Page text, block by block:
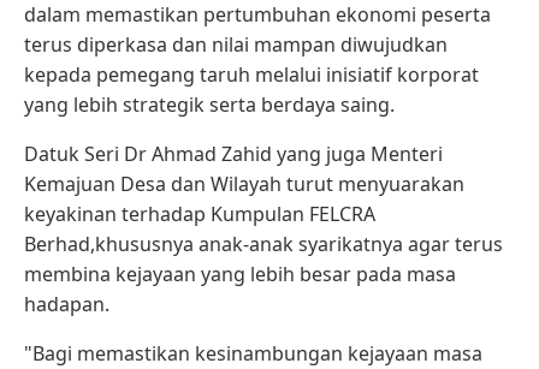
dalam memastikan pertumbuhan ekonomi peserta
terus diperkasa dan nilai mampan diwujudkan
kepada pemegang taruh melalui inisiatif korporat
yang lebih strategik serta berdaya saing.
Datuk Seri Dr Ahmad Zahid yang juga Menteri
Kemajuan Desa dan Wilayah turut menyuarakan
keyakinan terhadap Kumpulan FELCRA
Berhad,khususnya anak-anak syarikatnya agar terus
membina kejayaan yang lebih besar pada masa
hadapan.
"Bagi memastikan kesinambungan kejayaan masa